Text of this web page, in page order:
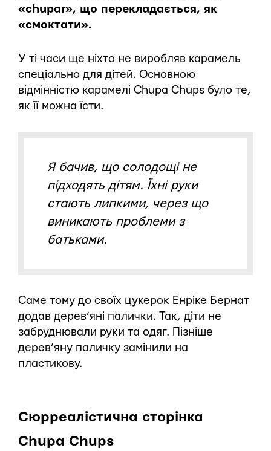
«chupar», що перекладається, як
«смоктати».
У ті часи ще ніхто не виробляв карамель
спеціально для дітей. Основною
відмінністю карамелі Chupa Chups було те,
як її можна їсти.
Я бачив, що солодощі не
підходять дітям. Їхні руки
стають липкими, через що
виникають проблеми з
батьками.
Саме тому до своїх цукерок Енріке Бернат
додав дерев’яні палички. Так, діти не
забруднювали руки та одяг. Пізніше
дерев’яну паличку замінили на
пластикову.
Сюрреалістична сторінка
Chupa Chups